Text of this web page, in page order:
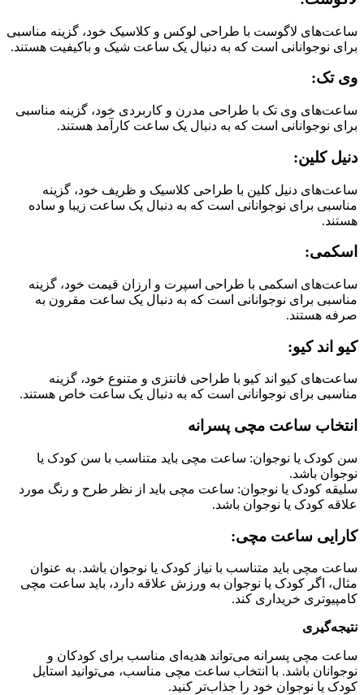
ساعت‌های لاگوست با طراحی لوکس و کلاسیک خود، گزینه مناسبی
برای نوجوانانی است که به دنبال یک ساعت شیک و باکیفیت هستند.
وی تک:
ساعت‌های وی تک با طراحی مدرن و کاربردی خود، گزینه مناسبی
برای نوجوانانی است که به دنبال یک ساعت کارآمد هستند.
دنیل کلین:
ساعت‌های دنیل کلین با طراحی کلاسیک و ظریف خود، گزینه
مناسبی برای نوجوانانی است که به دنبال یک ساعت زیبا و ساده
هستند.
اسکمی:
ساعت‌های اسکمی با طراحی اسپرت و ارزان قیمت خود، گزینه
مناسبی برای نوجوانانی است که به دنبال یک ساعت مقرون به
صرفه هستند.
کیو اند کیو:
ساعت‌های کیو اند کیو با طراحی فانتزی و متنوع خود، گزینه
مناسبی برای نوجوانانی است که به دنبال یک ساعت خاص هستند.
انتخاب ساعت مچی پسرانه
سن کودک یا نوجوان: ساعت مچی باید متناسب با سن کودک یا
نوجوان باشد.
سلیقه کودک یا نوجوان: ساعت مچی باید از نظر طرح و رنگ مورد
علاقه کودک یا نوجوان باشد.
کارایی ساعت مچی:
ساعت مچی باید متناسب با نیاز کودک یا نوجوان باشد. به عنوان
مثال، اگر کودک یا نوجوان به ورزش علاقه دارد، باید ساعت مچی
کامپیوتری خریداری کند.
نتیجه‌گیری
ساعت مچی پسرانه می‌تواند هدیه‌ای مناسب برای کودکان و
نوجوانان باشد. با انتخاب ساعت مچی مناسب، می‌توانید استایل
کودک یا نوجوان خود را جذاب‌تر کنید.